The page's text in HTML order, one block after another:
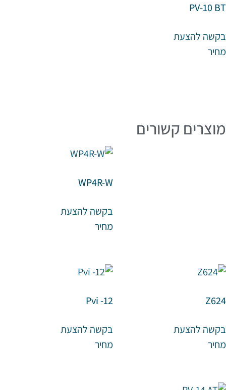
PV-10 BT
בקשה להצעת
מחיר
מוצרים קשורים
WP4R-W
בקשה להצעת
מחיר
Z624
בקשה להצעת
מחיר
Pvi -12
בקשה להצעת
מחיר